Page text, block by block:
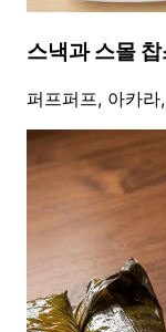
스낵과 스몰
퍼프퍼프, 아카